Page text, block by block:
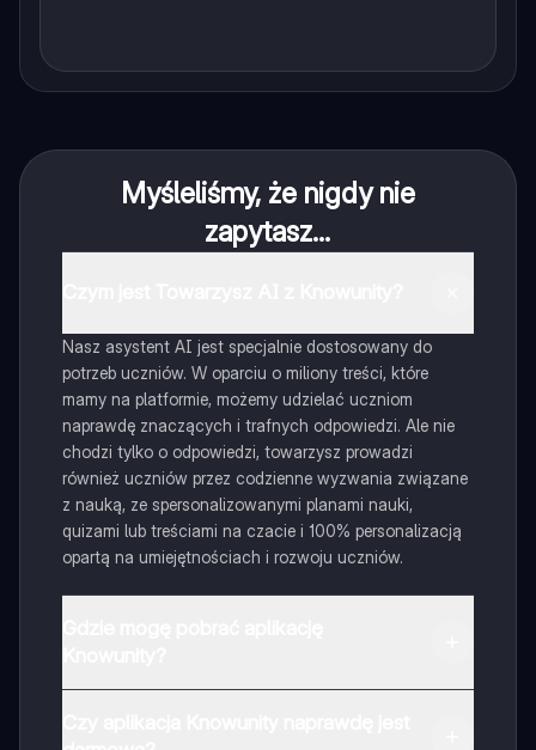
Myśleliśmy, że nigdy nie
zapytasz...
Nasz asystent AI jest specjalnie dostosowany do
potrzeb uczniów. W oparciu o miliony treści, które
mamy na platformie, możemy udzielać uczniom
naprawdę znaczących i trafnych odpowiedzi. Ale nie
chodzi tylko o odpowiedzi, towarzysz prowadzi
również uczniów przez codzienne wyzwania związane
z nauką, ze spersonalizowanymi planami nauki,
quizami lub treściami na czacie i 100% personalizacją
opartą na umiejętnościach i rozwoju uczniów.